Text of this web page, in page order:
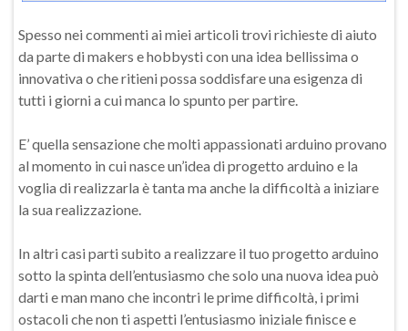
Spesso nei commenti ai miei articoli trovi richieste di aiuto
da parte di makers e hobbysti con una idea bellissima o
innovativa o che ritieni possa soddisfare una esigenza di
tutti i giorni a cui manca lo spunto per partire.
E’ quella sensazione che molti appassionati arduino provano
al momento in cui nasce un’idea di progetto arduino e la
voglia di realizzarla è tanta ma anche la difficoltà a iniziare
la sua realizzazione.
In altri casi parti subito a realizzare il tuo progetto arduino
sotto la spinta dell’entusiasmo che solo una nuova idea può
darti e man mano che incontri le prime difficoltà, i primi
ostacoli che non ti aspetti l’entusiasmo iniziale finisce e